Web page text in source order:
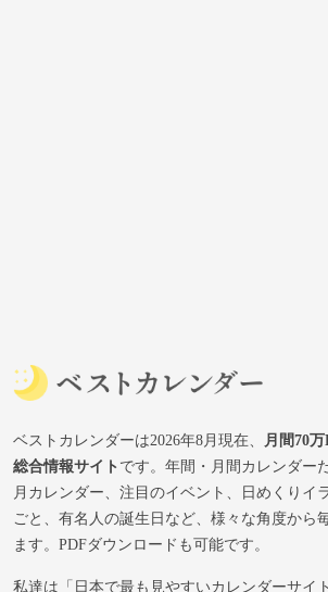
ベストカレンダーは2026年8月現在、
月間70
総合情報サイトです。年間・月間カレンダー
月カレンダー、注目のイベント、日めくりイ
ごと、有名人の誕生日など、様々な角度から
ます。PDFダウンロードも可能です。
私達は「日本で最も見やすいカレンダーサイ